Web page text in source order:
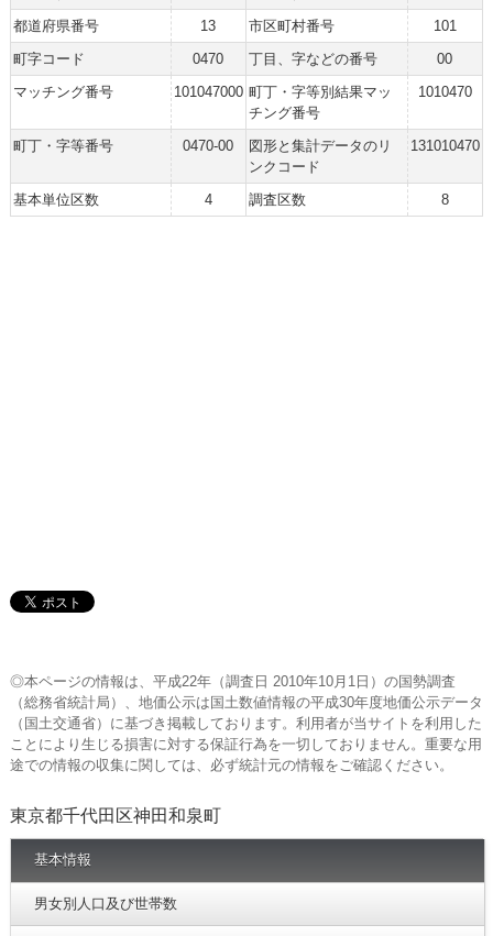
都道府県番号
13 市区町村番号
101
町字コード
0470 丁目、字などの番号
00
マッチング番号
101047000 町丁・字等別結果マッ
チング番号
1010470
町丁・字等番号 0470-00
図形と集計データのリ
ンクコード
131010470
基本単位区数 4 調査区数 8
◎本ページの情報は、平成22年（調査日 2010年10月1日）の国勢調査
（総務省統計局）、地価公示は国土数値情報の平成30年度地価公示データ
（国土交通省）に基づき掲載しております。利用者が当サイトを利用した
ことにより生じる損害に対する保証行為を一切しておりません。重要な用
途での情報の収集に関しては、必ず統計元の情報をご確認ください。
東京都千代田区神田和泉町
基本情報
男女別人口及び世帯数